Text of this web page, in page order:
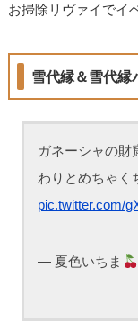
お掃除リヴァイでイ
雪代縁＆雪代縁
ガネーシャの財
わりとめちゃく
pic.twitter.com/
— 夏色いちま